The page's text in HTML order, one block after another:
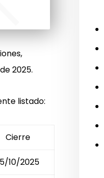
2025.
listado:
Cierre
10/2025